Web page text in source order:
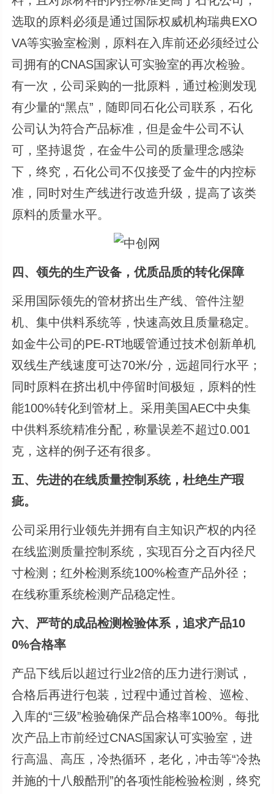
选取的原料必须是通过国际权威机构瑞典EXO
VA等实验室检测，原料在入库前还必须经过公
司拥有的CNAS国家认可实验室的再次检验。
有一次，公司采购的一批原料，通过检测发现
有少量的“黑点”，随即同石化公司联系，石化
公司认为符合产品标准，但是金牛公司不认
可，坚持退货，在金牛公司的质量理念感染
下，终究，石化公司不仅接受了金牛的内控标
准，同时对生产线进行改造升级，提高了该类
原料的质量水平。
四、领先的生产设备，优质品质的转化保障
采用国际领先的管材挤出生产线、管件注塑
机、集中供料系统等，快速高效且质量稳定。
如金牛公司的PE-RT地暖管通过技术创新单机
双线生产线速度可达70米/分，远超同行水平；
同时原料在挤出机中停留时间极短，原料的性
能100%转化到管材上。采用美国AEC中央集
中供料系统精准分配，称量误差不超过0.001
克，这样的例子还有很多。
五、先进的在线质量控制系统，杜绝生产瑕
疵。
公司采用行业领先并拥有自主知识产权的内径
在线监测质量控制系统，实现百分之百内径尺
寸检测；红外检测系统100%检查产品外径；
在线称重系统检测产品稳定性。
六、严苛的成品检测检验体系，追求产品10
0%合格率
产品下线后以超过行业2倍的压力进行测试，
合格后再进行包装，过程中通过首检、巡检、
入库的“三级”检验确保产品合格率100%。每批
次产品上市前经过CNAS国家认可实验室，进
行高温、高压，冷热循环，老化，冲击等“冷热
并施的十八般酷刑”的各项性能检验检测，终究